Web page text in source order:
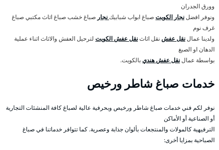
وورق الجدران
ونوفر افضلنجار الكويتصباغ ابواب شبابيكنجار صباغ خشب صباغ اثاث مكتبي صباغ
غرف نوم
ولدينا عمالنقل عفشنقل اثاثنقل عفش الكويت لترحيل العفش والاثاث اثناء عملية
الدهان او الصبغ
بواسطة عمالنقل عفش هنديبالكويت.
خدمات صباغ شاطر ورخيص
نوفر لكم فني خدمات صباغ شاطر ورخيص وبحرفية عالية لصباغ كافة المنشئات التجارية
أو الصناعية أو الأماكن
الترفيهية كالمولات والمنتجعات بألوان جذابة وعصرية. كما تتوافر خدماتنا في صباغ
الصباحية بمزايا أخرى: